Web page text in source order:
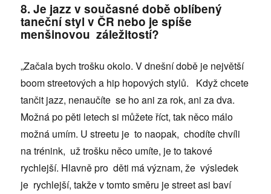
8. Je jazz v současné době oblíbený
taneční styl v ČR nebo je spíše
menšinovou záležitostí?
„Začala bych trošku okolo. V dnešní době je největší
boom streetových a hip hopových stylů. Když chcete
tančit jazz, nenaučíte se ho ani za rok, ani za dva.
Možná po pěti letech si můžete říct, tak něco málo
možná umím. U streetu je to naopak, chodíte chvíli
na trénink, už trošku něco umíte, je to takové
rychlejší. Hlavně pro děti má význam, že výsledek
je rychlejší, takže v tomto směru je street asi baví